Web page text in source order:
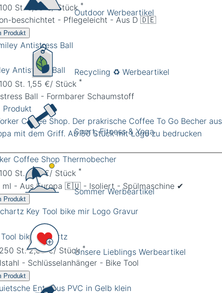
Outdoor Werbeartikel
Recycling ♻️ Werbeartikel
Sport, Fitness & Yoga
Sommer Werbeartikel
Unsere Lieblings Werbeartikel
St. 6,55 €/ Stück *
beschichtet - Pflegeleicht - Aus D 🇩🇪
Produkt
Antistress Ball
St. 1,55 €/ Stück *
Ball - Formbarer Schaumstoff
Produkt
Coffee Shop Thermobecher
St. 4,18 €/ Stück *
ml - Aus Europa 🇪🇺 - Isoliert - Spülmaschine ✔︎
Produkt
bike Richartz
St. 2,85 €/ Stück*
- Schlüsselanhänger - Bike Tool
Produkt